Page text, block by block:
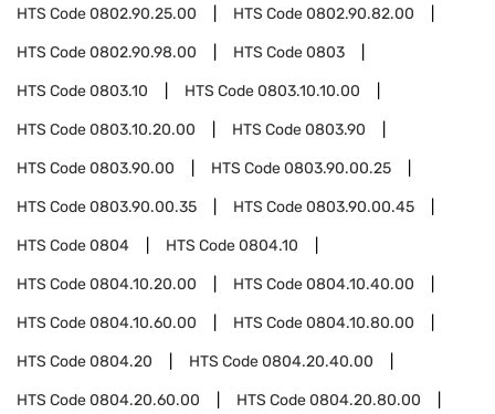
HTS Code0802.90.25.00 HTS Code0802.90.82.00
HTS Code0802.90.98.00 HTS Code0803
HTS Code0803.10 HTS Code0803.10.10.00
HTS Code0803.10.20.00 HTS Code0803.90
HTS Code0803.90.00 HTS Code0803.90.00.25
HTS Code0803.90.00.35 HTS Code0803.90.00.45
HTS Code0804 HTS Code0804.10
HTS Code0804.10.20.00 HTS Code0804.10.40.00
HTS Code0804.10.60.00 HTS Code0804.10.80.00
HTS Code0804.20 HTS Code0804.20.40.00
HTS Code0804.20.60.00 HTS Code0804.20.80.00